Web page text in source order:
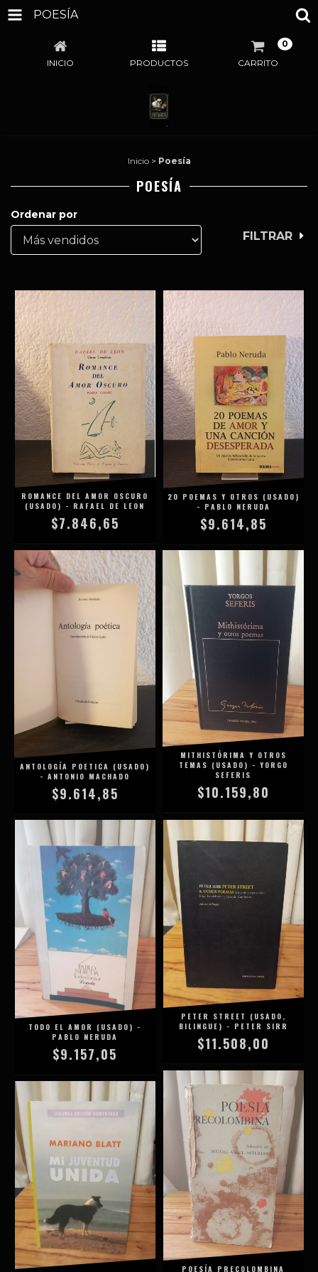
POESÍA
INICIO PRODUCTOS CARRITO
0
Inicio > Poesía
POESÍA
Ordenar por
FILTRAR
ROMANCE DEL AMOR OSCURO
(USADO) - RAFAEL DE LEON
$7.846,65
20 POEMAS Y OTROS (USADO)
- PABLO NERUDA
$9.614,85
ANTOLOGÍA POETICA (USADO)
- ANTONIO MACHADO
$9.614,85
MITHISTÓRIMA Y OTROS
TEMAS (USADO) - YORGO
SEFERIS
$10.159,80
TODO EL AMOR (USADO) -
PABLO NERUDA
$9.157,05
PETER STREET (USADO,
BILINGUE) - PETER SIRR
$11.508,00
POESÍA PRECOLOMBINA